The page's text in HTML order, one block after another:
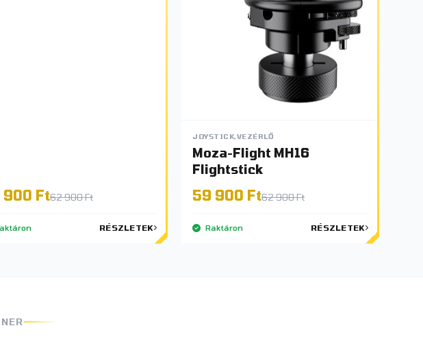
900 Ft62 900 Ft
RÉSZLETEK
JOYSTICK,VEZÉRLŐ
Moza-Flight MH16
Flightstick
59 900 Ft62 900 Ft
Raktáron RÉSZLETEK